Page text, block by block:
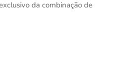
da combinação de